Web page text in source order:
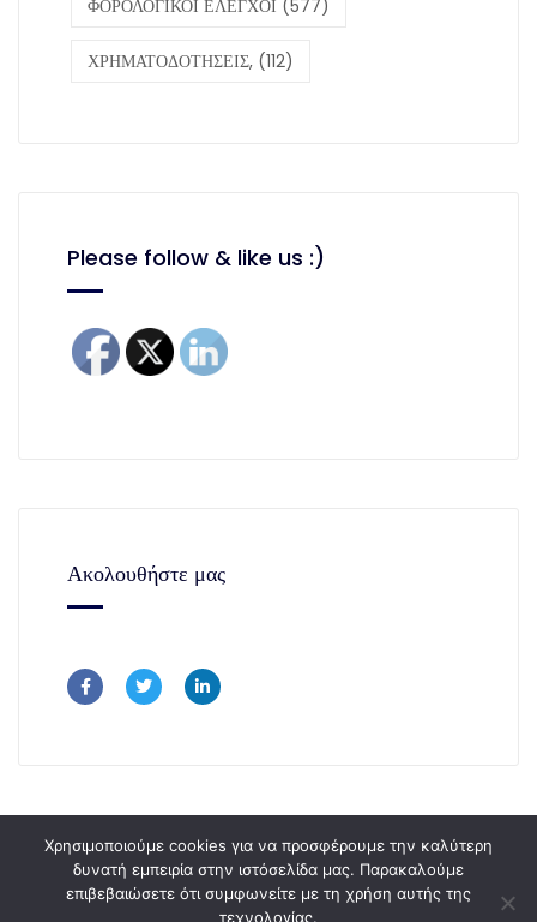
ΦΟΡΟΛΟΓΙΚΟΙ ΕΛΕΓΧΟΙ (577)
ΧΡΗΜΑΤΟΔΟΤΗΣΕΙΣ, (112)
Please follow & like us :)
Ακολουθήστε μας
Χρησιμοποιούμε cookies για να προσφέρουμε την καλύτερη
δυνατή εμπειρία στην ιστόσελίδα μας. Παρακαλούμε
επιβεβαιώσετε ότι συμφωνείτε με τη χρήση αυτής της
τεχνολογίας.